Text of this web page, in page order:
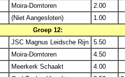
Moira-Domtoren
2.00
(Niet Aangesloten)
1.00
Groep 12:
JSC Magnus Leidsche Rijn
5.50
Moira-Domtoren
4.50
Meerkerk Schaakt
4.00